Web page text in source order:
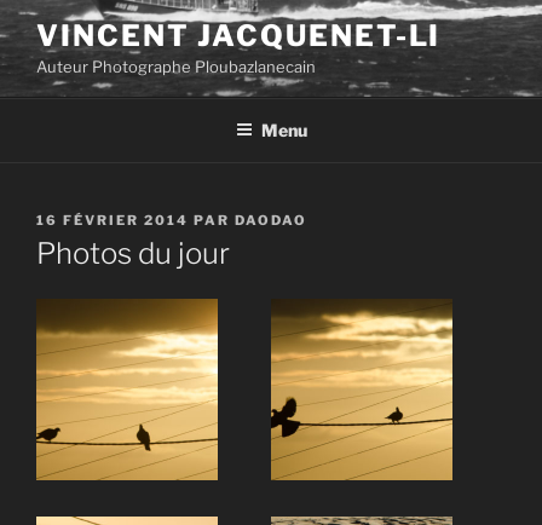
Aller
au
contenu
principal
VINCENT JACQUENET-LI
Auteur Photographe Ploubazlanecain
Menu
PUBLIÉ
LE
16 FÉVRIER 2014 PAR DAODAO
Photos du jour